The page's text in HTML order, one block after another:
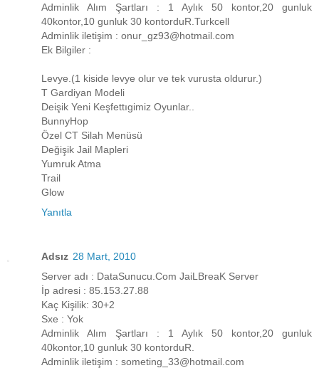
Adminlik Alım Şartları : 1 Aylık 50 kontor,20 gunluk
40kontor,10 gunluk 30 kontorduR.Turkcell
Adminlik iletişim : onur_gz93@hotmail.com
Ek Bilgiler :
Levye.(1 kiside levye olur ve tek vurusta oldurur.)
T Gardiyan Modeli
Deişik Yeni Keşfettıgimiz Oyunlar..
BunnyHop
Özel CT Silah Menüsü
Değişik Jail Mapleri
Yumruk Atma
Trail
Glow
Yanıtla
Adsız 28 Mart, 2010
Server adı : DataSunucu.Com JaiLBreaK Server
İp adresi : 85.153.27.88
Kaç Kişilik: 30+2
Sxe : Yok
Adminlik Alım Şartları : 1 Aylık 50 kontor,20 gunluk
40kontor,10 gunluk 30 kontorduR.
Adminlik iletişim : someting_33@hotmail.com